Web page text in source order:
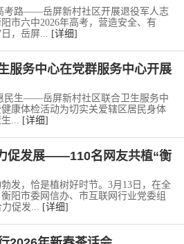
考路——岳屏新村社区开展退役军人志
市六中2026年高考，营造安全、有
，岳屏...
[详细]
服务中心在党群服务中心开展
民生——岳屏新村社区联合卫生服务中
康体检活动为切实关爱辖区居民身体
...
[详细]
促发展——110名网友共植“衡
发，恰是植树好时节。3月13日，在全
阳市委网信办、市互联网行业党委组
促发...
[详细]